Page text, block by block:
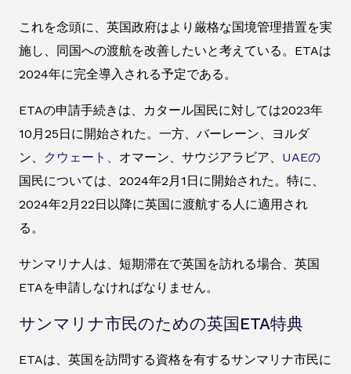
これを念頭に、英国政府はより厳格な国境管理措置を実
施し、同国への渡航を改善したいと考えている。ETAは
2024年に完全導入される予定である。
ETAの申請手続きは、カタール国民に対しては2023年
10月25日に開始された。一方、バーレーン、ヨルダ
ン、
クウェート、 オマーン、サウジアラビア、 UAEの
国民については、2024年2月1日に開始された。特に、
2024年2月22日以降に英国に渡航する人に適用され
る。
サンマリナ人は、短期滞在で英国を訪れる場合、英国
ETAを申請しなければなりません。
サンマリナ市民のための英国ETA特典
ETAは、英国を訪問する資格を有するサンマリナ市民に